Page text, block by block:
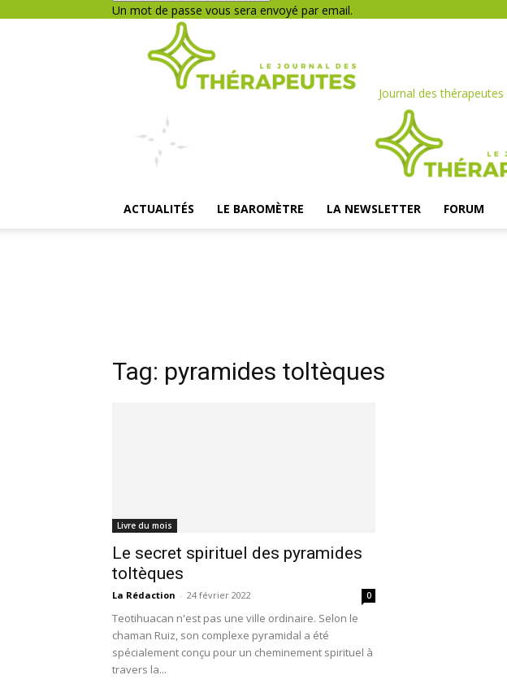
Un mot de passe vous sera envoyé par email.
Journal des thérapeutes
ACTUALITÉS LE BAROMÈTRE LA NEWSLETTER FORUM
Tag: pyramides toltèques
Livre du mois
Le secret spirituel des pyramides
toltèques
La Rédaction - 24 février 2022 0
Teotihuacan n'est pas une ville ordinaire. Selon le
chaman Ruiz, son complexe pyramidal a été
spécialement conçu pour un cheminement spirituel à
travers la...